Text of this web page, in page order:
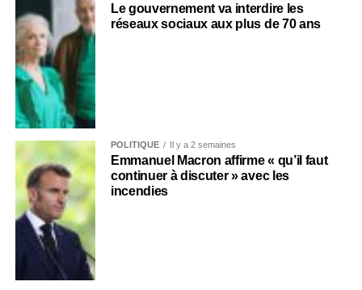
Le gouvernement va interdire les
réseaux sociaux aux plus de 70 ans
POLITIQUE Il y a 2 semaines
Emmanuel Macron affirme « qu’il faut
continuer à discuter » avec les
incendies